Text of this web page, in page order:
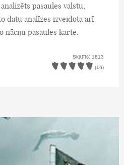
pasaules valstu,
datu analīzes izveidota arī
nāciju pasaules karte.
Skatīts: 1813
(16)